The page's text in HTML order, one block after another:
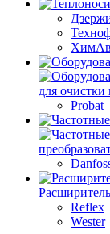
для очистки
Probat
Reflex
Wester